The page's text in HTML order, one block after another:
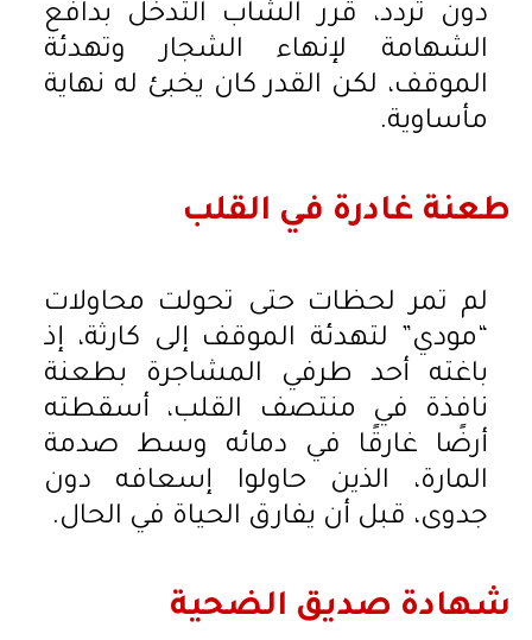
دون تردد، قرر الشاب التدخل بدافع
الشهامة لإنهاء الشجار وتهدئة
الموقف، لكن القدر كان يخبئ له نهاية
مأساوية.
طعنة غادرة في القلب
لم تمر لحظات حتى تحولت محاولات
“مودي” لتهدئة الموقف إلى كارثة، إذ
باغته أحد طرفي المشاجرة بطعنة
نافذة في منتصف القلب، أسقطته
أرضًا غارقًا في دمائه وسط صدمة
المارة، الذين حاولوا إسعافه دون
جدوى، قبل أن يفارق الحياة في الحال.
شهادة صديق الضحية